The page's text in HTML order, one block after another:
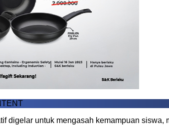
digelar untuk mengasah kemampuan